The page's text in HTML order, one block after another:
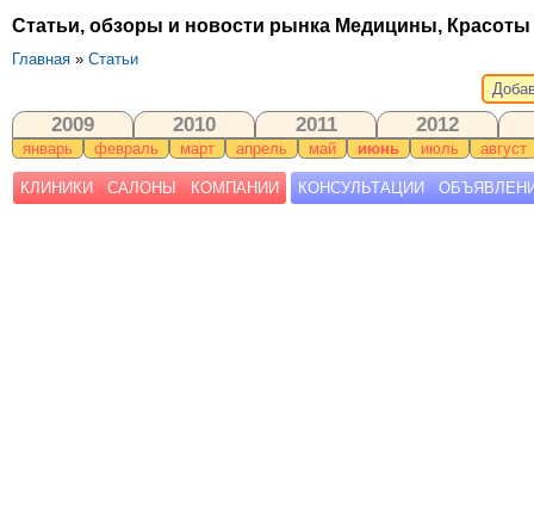
Статьи, обзоры и новости рынка Медицины,
Главная » Статьи
2009 2010 2011 2012
январь февраль март апрель май июнь июль август
КЛИНИКИ САЛОНЫ КОМПАНИИ КОНСУЛЬТАЦИИ